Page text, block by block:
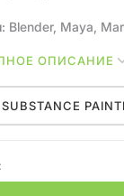
Maya,
ОПИСАНИЕ
SUBSTANCE